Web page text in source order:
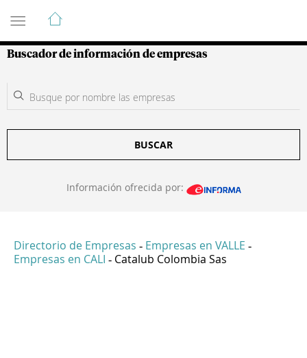
Guía de Empresas Colombianas
Buscador de información de empresas
BUSCAR
Información ofrecida por:
Directorio de Empresas - Empresas en VALLE -
Empresas en CALI - Catalub Colombia Sas